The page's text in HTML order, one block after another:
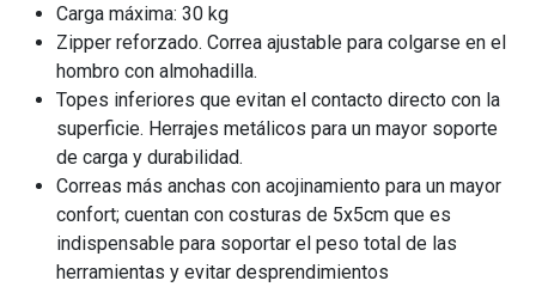
Carga máxima: 30 kg
Zipper reforzado. Correa ajustable para colgarse en el
hombro con almohadilla.
Topes inferiores que evitan el contacto directo con la
superficie. Herrajes metálicos para un mayor soporte
de carga y durabilidad.
Correas más anchas con acojinamiento para un mayor
confort; cuentan con costuras de 5x5cm que es
indispensable para soportar el peso total de las
herramientas y evitar desprendimientos